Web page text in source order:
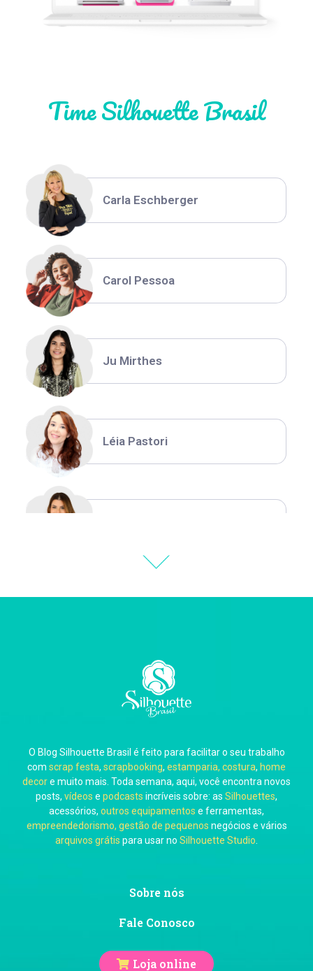
Time Silhouette Brasil
Thiara Ney
Carla Eschberger
Carol Pessoa
Ju Mirthes
Léia Pastori
Carla Eschberger
Carol Pessoa
Ju Mirthes
O Blog Silhouette Brasil é feito para facilitar o seu trabalho
com scrap festa, scrapbooking, estamparia, costura, home
decore muito mais. Toda semana, aqui, você encontra novos
posts, vídeos e podcasts incríveis sobre: as Silhouettes,
acessórios, outros equipamentos e ferramentas,
empreendedorismo, gestão de pequenos negócios e vários
arquivos grátis para usar no Silhouette Studio
Sobre nós
Fale Conosco
Loja online